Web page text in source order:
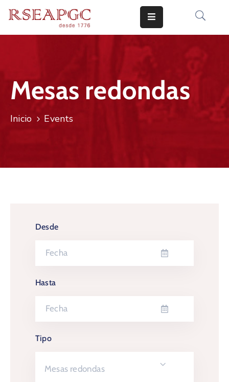
COMUNICADOS
CONOCERNOS
Mesas redondas
Inicio Events
Desde
Hasta
Tipo
Mesas redondas